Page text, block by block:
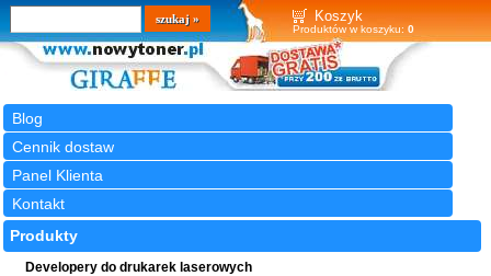
Koszyk
Produktów w koszyku: 0
Blog
Cennik dostaw
Panel Klienta
Kontakt
Wyszukiwarka
szukaj
Produkty
Developery do drukarek laserowych